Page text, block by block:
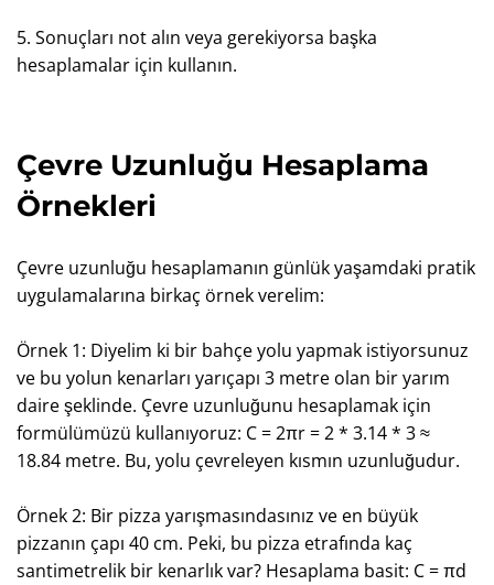
5. Sonuçları not alın veya gerekiyorsa başka
hesaplamalar için kullanın.
Çevre Uzunluğu Hesaplama
Örnekleri
Çevre uzunluğu hesaplamanın günlük yaşamdaki pratik
uygulamalarına birkaç örnek verelim:
Örnek 1: Diyelim ki bir bahçe yolu yapmak istiyorsunuz
ve bu yolun kenarları yarıçapı 3 metre olan bir yarım
daire şeklinde. Çevre uzunluğunu hesaplamak için
formülümüzü kullanıyoruz: C = 2πr = 2 * 3.14 * 3 ≈
18.84 metre. Bu, yolu çevreleyen kısmın uzunluğudur.
Örnek 2: Bir pizza yarışmasındasınız ve en büyük
pizzanın çapı 40 cm. Peki, bu pizza etrafında kaç
santimetrelik bir kenarlık var? Hesaplama basit: C = πd